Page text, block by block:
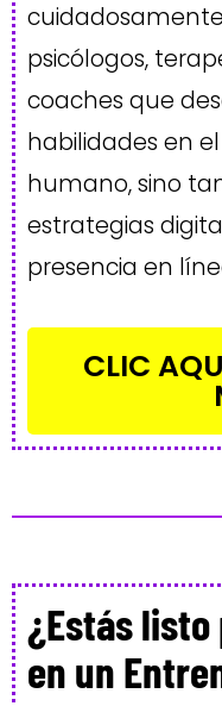
psicólogos,
coaches que
habilidades en
humano, sino
estrategias
presencia en
CLIC
¿Estás
en un